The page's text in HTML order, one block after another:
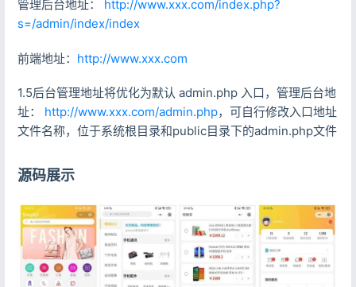
管理后台地址：
http://www.xxx.com/index.php?
s=/admin/index/index
前端地址： http://www.xxx.com
1.5后台管理地址将优化为默认 admin.php 入口，管理后台地
址： http://www.xxx.com/admin.php，可自行修改入口地址
文件名称，位于系统根目录和public目录下的admin.php文件
源码展示
记住登录 忘记密码?
登录